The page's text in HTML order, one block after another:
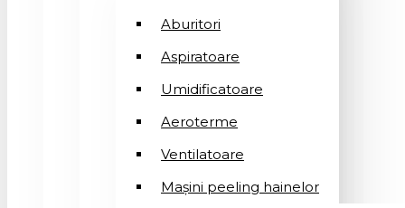
Aburitori
Aspiratoare
Umidificatoare
Aeroterme
Ventilatoare
Mașini peeling hainelor